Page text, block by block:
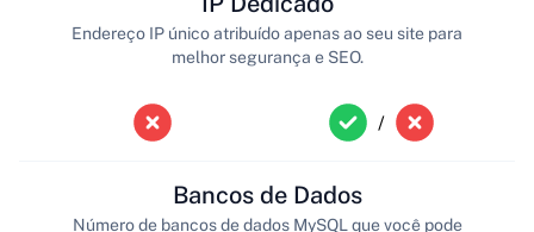
Endereço IP único atribuído apenas ao seu site para
melhor segurança e SEO.
/
Bancos de Dados
Número de bancos de dados MySQL que você pode